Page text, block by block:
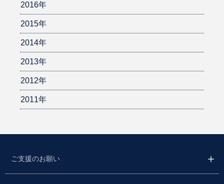
2016年
2015年
2014年
2013年
2012年
2011年
ご支援のお願い